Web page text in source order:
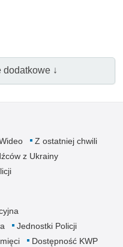
dodatkowe ↓
Z ostatniej chwili
z Ukrainy
Jednostki Policji
Dostępność KWP